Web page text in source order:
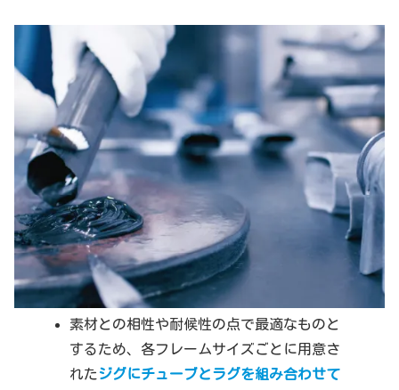
素材との相性や耐候性の点で最適なものと
するため、各フレームサイズごとに用意さ
れた ジグにチューブとラグを組み合わせて